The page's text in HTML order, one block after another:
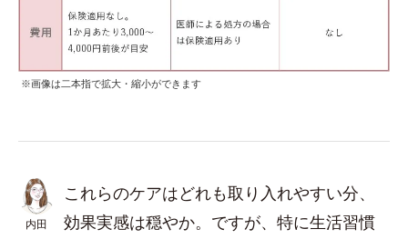
※画像は二本指で拡大・縮小ができます
内田
これらのケアはどれも取り入れやすい分、
効果実感は穏やか。ですが、特に生活習慣